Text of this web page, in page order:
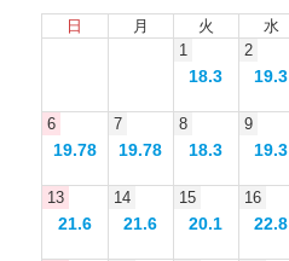
日 月 火 水
1
18.3
2
19.3
6
19.78
7
19.78
8
18.3
9
19.3
13
21.6
14
21.6
15
20.1
16
22.8